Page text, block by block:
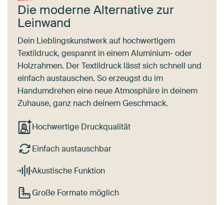
Die moderne Alternative zur
Leinwand
Dein Lieblingskunstwerk auf hochwertigem
Textildruck, gespannt in einem Aluminium- oder
Holzrahmen. Der Textildruck lässt sich schnell und
einfach austauschen. So erzeugst du im
Handumdrehen eine neue Atmosphäre in deinem
Zuhause, ganz nach deinem Geschmack.
Hochwertige Druckqualität
Einfach austauschbar
Akustische Funktion
Große Formate möglich